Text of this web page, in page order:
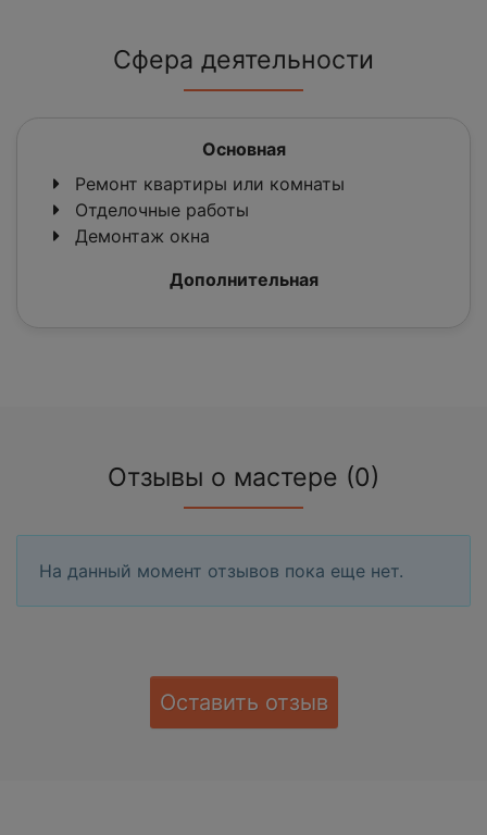
Сфера деятельности
Основная
Ремонт квартиры или комнаты
Отделочные работы
Демонтаж окна
Дополнительная
Отзывы о мастере (0)
На данный момент отзывов пока еще нет.
Оставить отзыв